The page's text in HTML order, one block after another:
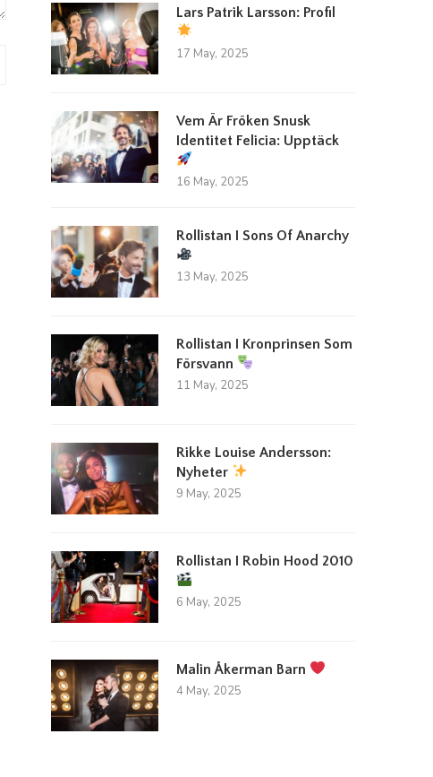
Lars Patrik Larsson: Profil
17 May, 2025
Vem Är Fröken Snusk
Identitet Felicia: Upptäck
16 May, 2025
Rollistan I Sons Of Anarchy
13 May, 2025
Rollistan I Kronprinsen Som
Försvann
11 May, 2025
Rikke Louise Andersson:
Nyheter
9 May, 2025
Rollistan I Robin Hood 2010
6 May, 2025
Malin Åkerman Barn
4 May, 2025